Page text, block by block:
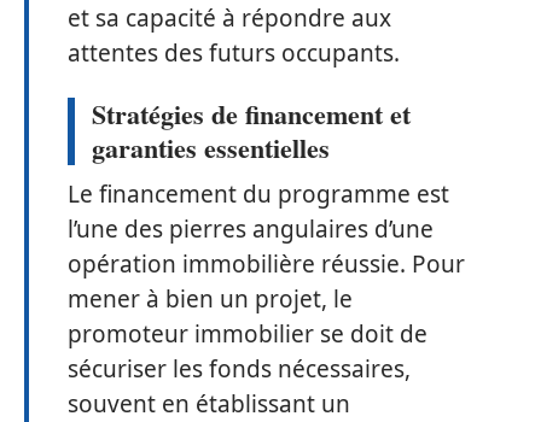
et sa capacité à répondre aux
attentes des futurs occupants.
Stratégies de financement et
garanties essentielles
Le financement du programme est
l’une des pierres angulaires d’une
opération immobilière réussie. Pour
mener à bien un projet, le
promoteur immobilier se doit de
sécuriser les fonds nécessaires,
souvent en établissant un